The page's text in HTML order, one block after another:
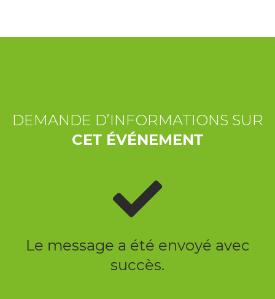
DEMANDE D’INFORMATIONS SUR
CET ÉVÉNEMENT
Le message a été envoyé avec
succès.